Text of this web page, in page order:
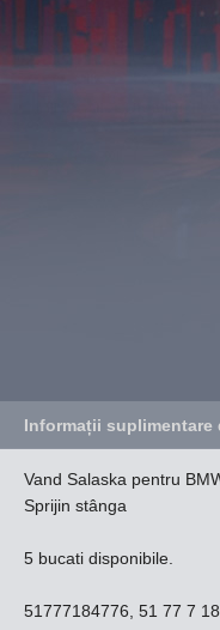
Informații suplimentare
Vand Salaska pentru
Sprijin stânga
5 bucati disponibile.
51777184776, 51 77 7